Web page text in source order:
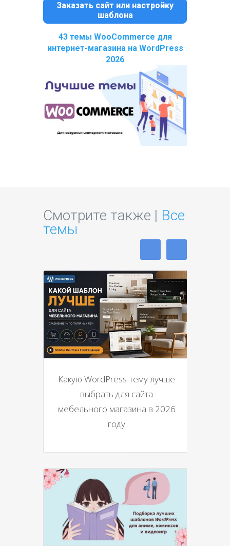
Заказать сайт или настройку
шаблона
43 темы WooCommerce для
интернет-магазина на WordPress
2026
Смотрите также | Все
темы
Какую WordPress-тему лучше
выбрать для сайта
мебельного магазина в 2026
году